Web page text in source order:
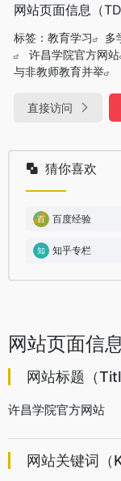
网站页面信息（
标签： 教育学习 多
许昌学院官方网站
与非教师教育并举
直接访问
猜你喜欢
百度经验
知乎专栏
网站页面信
网站标题（
许昌学院官方网站
网站关键词（